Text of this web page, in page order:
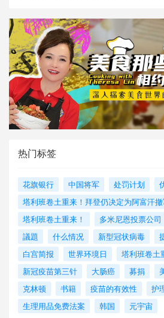
热门标签
花旗银行 中国将军 处罚计划
塔利班卷土重来！拜登仍决定为阿富汗
塔利班卷土重来！
多米尼恩投票公司
議題
什么情况 新型冠状病毒
白宫简报
世界环境日 塔利班卷土
新冠疫苗第三针
大肠癌 募捐
克林顿
书籍 疫苗的有效性
护
生理用品免费法案
韩国 元宇宙